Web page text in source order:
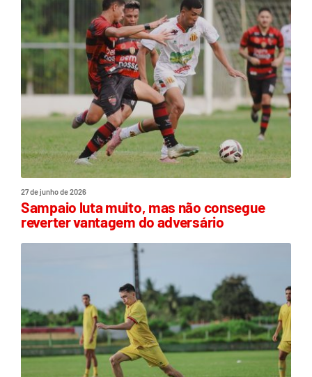
27 de junho de 2026
Sampaio luta muito, mas não consegue
reverter vantagem do adversário